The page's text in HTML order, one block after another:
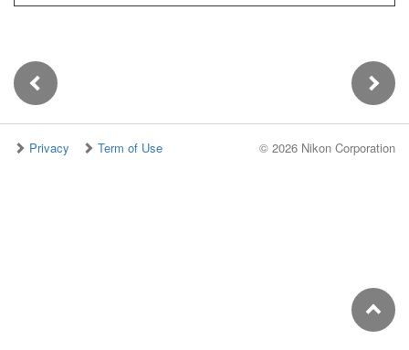
Privacy Term of Use © 2026 Nikon Corporation